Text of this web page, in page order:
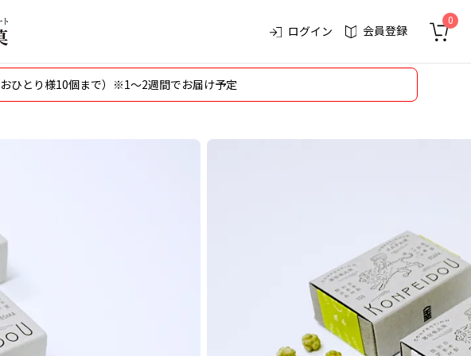
0
会員登録
ログイン
ひとり様10個まで）※1～2週間でお届け予定